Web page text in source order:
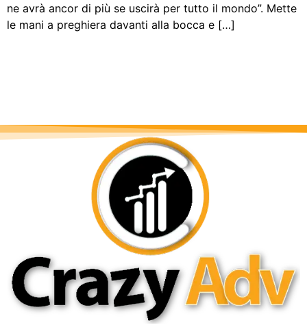
ne avrà ancor di più se uscirà per tutto il mondo”. Mette
le mani a preghiera davanti alla bocca e […]